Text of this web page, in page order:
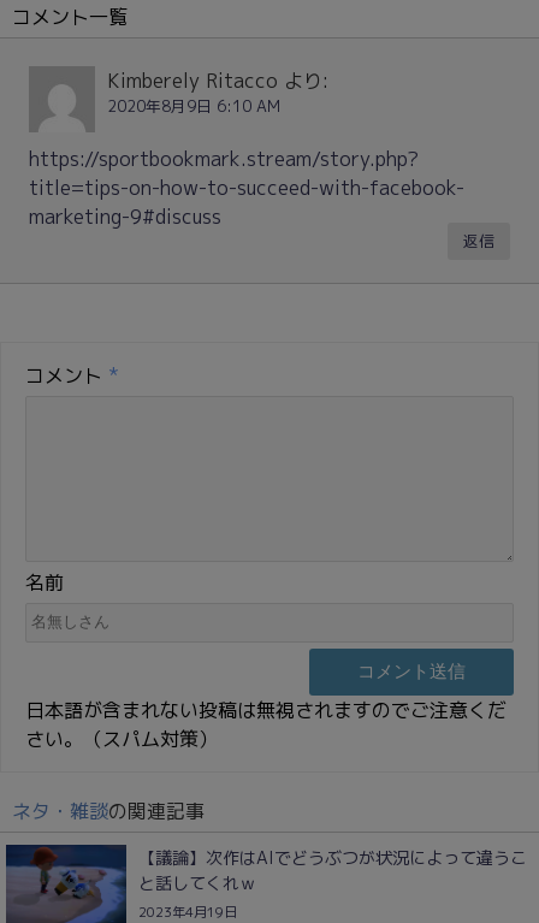
コメント一覧
Kimberely Ritacco より:
2020年8月9日 6:10 AM
https://sportbookmark.stream/story.php?
title=tips-on-how-to-succeed-with-facebook-
marketing-9#discuss
返信
コメント *
名前
日本語が含まれない投稿は無視されますのでご注意くだ
さい。（スパム対策）
ネタ・雑談の関連記事
【議論】次作はAIでどうぶつが状況によって違うこ
と話してくれｗ
2023年4月19日